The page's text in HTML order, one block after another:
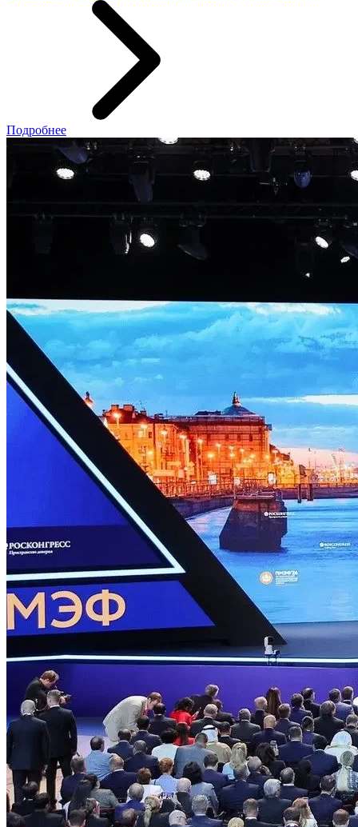
Подробнее